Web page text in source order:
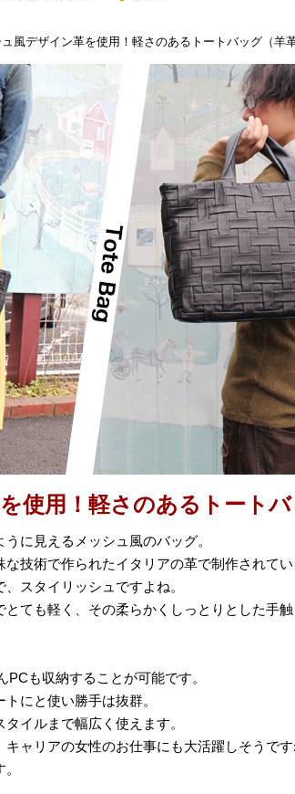
風デザイン革を使用！軽さのあるトートバッグ（羊
使用！軽さのあるトート
に見えるメッシュ風のバッグ。
技術で作られたイタリアの革で制作されてい
スタイリッシュですよね。
とても軽く、その柔らかくしっとりとした手
も収納することが可能です。
にと使い勝手は抜群。
イルまで幅広く使えます。
ャリアの女性のお仕事にも大活躍しそうです